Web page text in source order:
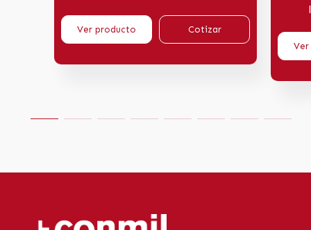
Ver producto Cotizar